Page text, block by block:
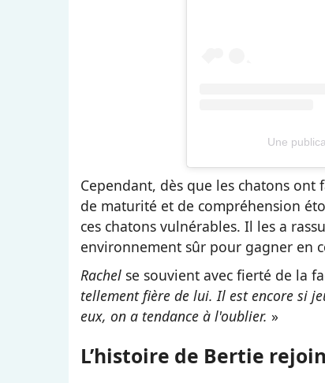
Une
Cependant, dès que les chatons
de maturité et de compréhension
ces chatons vulnérables. Il les a
environnement sûr pour gagner en
Rachel se souvient avec fierté de la
tellement fière de lui. Il est encore si
eux, on a tendance à l'oublier. »
L’histoire de Bertie